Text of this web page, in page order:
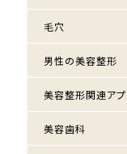
毛穴
男性の美容整形
美容整形関連アプ
美容歯科